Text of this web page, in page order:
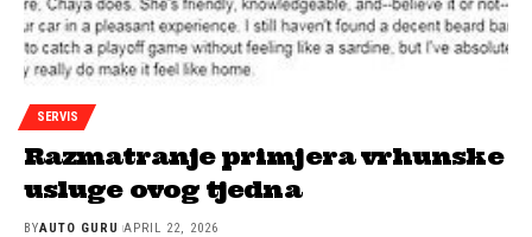
SERVIS
Razmatranje primjera vrhunske
usluge ovog tjedna
BYAUTO GURU APRIL 22, 2026